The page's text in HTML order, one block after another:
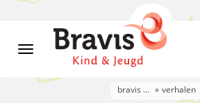
bravis kind & jeugd 7-12 jaar verhalen